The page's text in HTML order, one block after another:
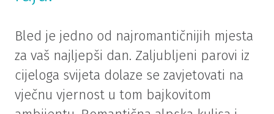
Bled je jedno od najromantičnijih mjesta
za vaš najljepši dan. Zaljubljeni parovi iz
cijeloga svijeta dolaze se zavjetovati na
vječnu vjernost u tom bajkovitom